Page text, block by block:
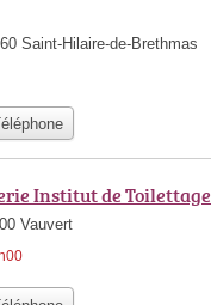
Saint-Hilaire-de-Brethmas
Institut de Toilettage
Vauvert